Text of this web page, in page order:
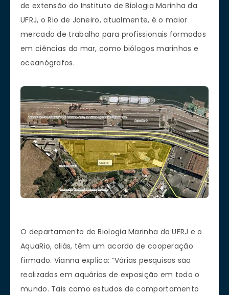
de extensão do Instituto de Biologia Marinha da
UFRJ, o Rio de Janeiro, atualmente, é o maior
mercado de trabalho para profissionais formados
em ciências do mar, como biólogos marinhos e
oceanógrafos.
O departamento de Biologia Marinha da UFRJ e o
AquaRio, aliás, têm um acordo de cooperação
firmado. Vianna explica: “Várias pesquisas são
realizadas em aquários de exposição em todo o
mundo. Tais como estudos de comportamento